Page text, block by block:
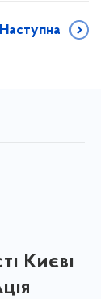
Наступна
Києві